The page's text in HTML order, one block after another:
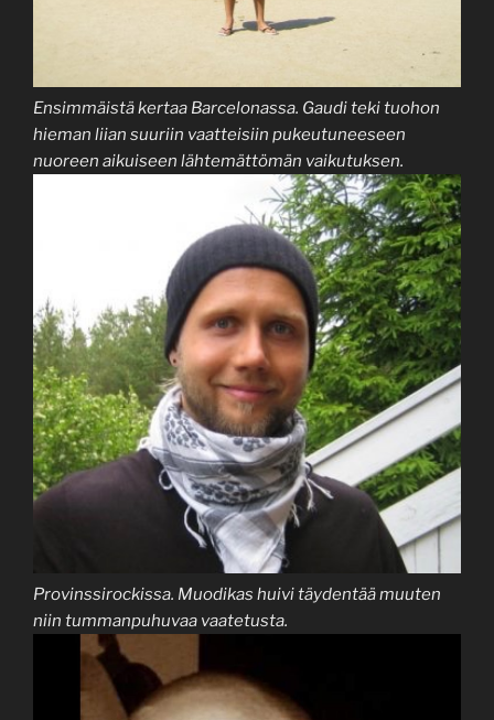
Ensimmäistä kertaa Barcelonassa. Gaudi teki tuohon
hieman liian suuriin vaatteisiin pukeutuneeseen
nuoreen aikuiseen lähtemättömän vaikutuksen.
Provinssirockissa. Muodikas huivi täydentää muuten
niin tummanpuhuvaa vaatetusta.